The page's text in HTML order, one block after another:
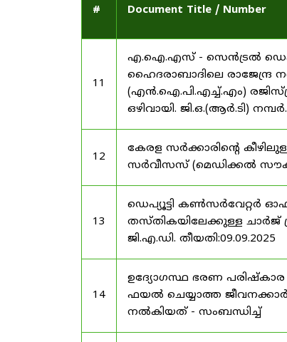
# Document Title / Number
11
എ.ഐ.എസ് - സെൻട്രൽ
ഹൈദരാബാദിലെ രാജേന്ദ്ര
(എൻ.ഐ.പി.എച്ച്.എം)
ഒഴിവായി. ജി.ഒ.(ആർ.ടി)
12
കേരള സർക്കാരിന്റെ
സർവീസസ് (മെഡിക്കൽ
13
ഡെപ്യൂട്ടി കൺസർവേറ്റർ
തസ്തികയിലേക്കുള്ള ചാർജ്
ജി.എ.ഡി. തീയതി:09.09.2025
14
ഉദ്യോഗസ്ഥ ഭരണ പരിഷ്കാര
ഫയൽ ചെയ്യാത്ത
നൽകിയത് - സംബന്ധിച്ച്